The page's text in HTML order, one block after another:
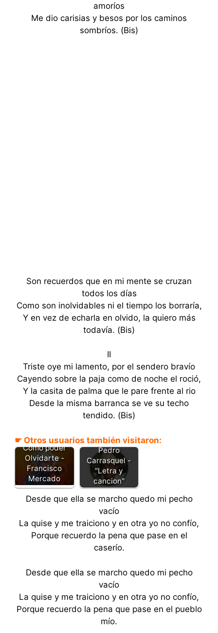
amoríos
Me dio carisias y besos por los caminos
sombríos. (Bis)
Son recuerdos que en mi mente se cruzan
todos los días
Como son inolvidables ni el tiempo los borraría,
Y en vez de echarla en olvido, la quiero más
todavía. (Bis)
II
Triste oye mi lamento, por el sendero bravío
Cayendo sobre la paja como de noche el roció,
Y la casita de palma que le pare frente al rio
Desde la misma barranca se ve su techo
tendido. (Bis)
☛ Otros usuarios también visitaron:
Cómo poder
Olvidarte -
Francisco
Mercado
Amor bonito -
Pedro
Carrasquel -
"Letra y
cancion"
Desde que ella se marcho quedo mi pecho
vacío
La quise y me traiciono y en otra yo no confío,
Porque recuerdo la pena que pase en el
caserío.
Desde que ella se marcho quedo mi pecho
vacío
La quise y me traiciono y en otra yo no confío,
Porque recuerdo la pena que pase en el pueblo
mío.